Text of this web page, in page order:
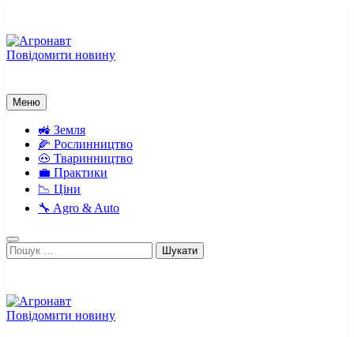
вмісту
Повідомити новину
Меню
🚜 Земля
🌽 Рослинництво
🐽 Тваринництво
💼 Практики
📉 Ціни
🔧 Agro & Auto
Пошук:
Повідомити новину